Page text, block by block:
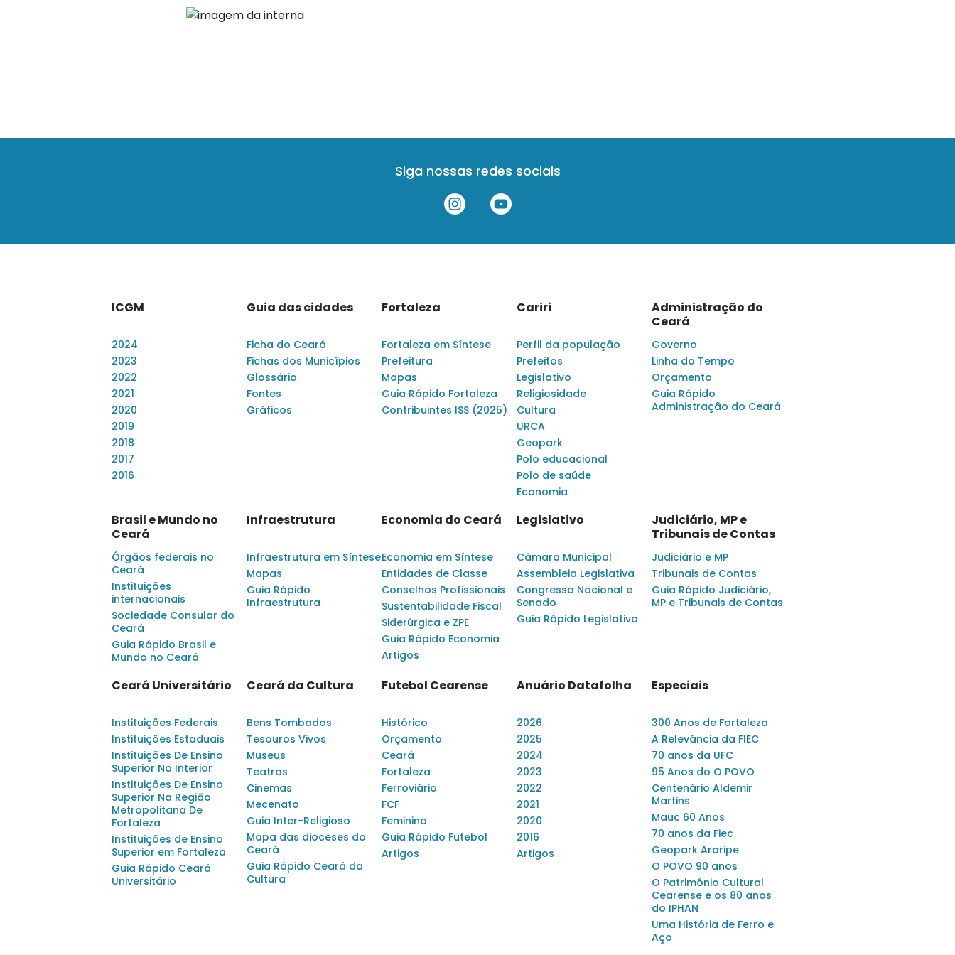
Siga nossas redes sociais
ICGM
2024
2023
2022
2021
2020
2019
2018
2017
2016
Guia das cidades
Ficha do Ceará
Fichas dos Municípios
Glossário
Fontes
Gráficos
Fortaleza
Fortaleza em Síntese
Prefeitura
Mapas
Guia Rápido Fortaleza
Contribuintes ISS (2025)
Cariri
Perfil da população
Prefeitos
Legislativo
Religiosidade
Cultura
URCA
Geopark
Polo educacional
Polo de saúde
Economia
Administração do
Ceará
Governo
Linha do Tempo
Orçamento
Guia Rápido
Administração do Ceará
Brasil e Mundo no
Ceará
Órgãos federais no
Ceará
Instituições
internacionais
Sociedade Consular do
Ceará
Guia Rápido Brasil e
Mundo no Ceará
Infraestrutura
Infraestrutura em Síntese
Mapas
Guia Rápido
Infraestrutura
Economia do Ceará
Economia em Síntese
Entidades de Classe
Conselhos Profissionais
Sustentabilidade Fiscal
Siderúrgica e ZPE
Guia Rápido Economia
Artigos
Legislativo
Câmara Municipal
Assembleia Legislativa
Congresso Nacional e
Senado
Guia Rápido Legislativo
Judiciário, MP e
Tribunais de Contas
Judiciário e MP
Tribunais de Contas
Guia Rápido Judiciário,
MP e Tribunais de Contas
Ceará Universitário
Instituições Federais
Instituições Estaduais
Instituições De Ensino
Superior No Interior
Instituições De Ensino
Superior Na Região
Metropolitana De
Fortaleza
Instituições de Ensino
Superior em Fortaleza
Guia Rápido Ceará
Universitário
Ceará da Cultura
Bens Tombados
Tesouros Vivos
Museus
Teatros
Cinemas
Mecenato
Guia Inter-Religioso
Mapa das dioceses do
Ceará
Guia Rápido Ceará da
Cultura
Futebol Cearense
Histórico
Orçamento
Ceará
Fortaleza
Ferroviário
FCF
Feminino
Guia Rápido Futebol
Artigos
Anuário Datafolha
2026
2025
2024
2023
2022
2021
2020
2016
Artigos
Especiais
300 Anos de Fortaleza
A Relevância da FIEC
70 anos da UFC
95 Anos do O POVO
Centenário Aldemir
Martins
Mauc 60 Anos
70 anos da Fiec
Geopark Araripe
O POVO 90 anos
O Patrimônio Cultural
Cearense e os 80 anos
do IPHAN
Uma História de Ferro e
Aço